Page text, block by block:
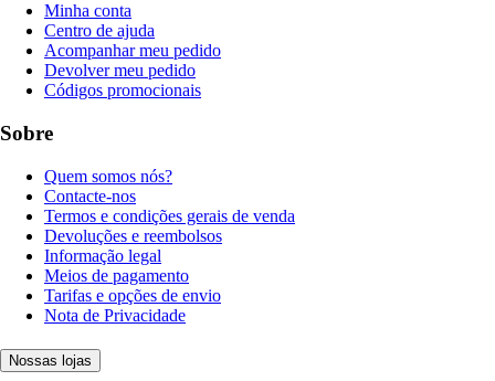
Minha conta
Centro de ajuda
Acompanhar meu pedido
Devolver meu pedido
Códigos promocionais
Sobre
Quem somos nós?
Contacte-nos
Termos e condições gerais de venda
Devoluções e reembolsos
Informação legal
Meios de pagamento
Tarifas e opções de envio
Nota de Privacidade
Nossas lojas